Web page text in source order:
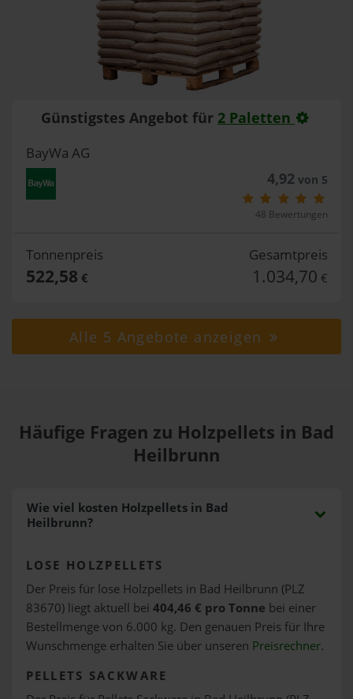
Günstigstes Angebot für 2 Paletten
BayWa AG
4,92von 5
48 Bewertungen
Tonnenpreis
522,58 €
Gesamtpreis
1.034,70 €
Alle 5 Angebote anzeigen
Häufige Fragen zu Holzpellets in Bad
Heilbrunn
Wie viel kosten Holzpellets in Bad
Heilbrunn?
LOSE HOLZPELLETS
Der Preis für lose Holzpellets in Bad Heilbrunn (PLZ
83670) liegt aktuell bei 404,46 € pro Tonne bei einer
Bestellmenge von 6.000 kg. Den genauen Preis für Ihre
Wunschmenge erhalten Sie über unseren Preisrechner.
PELLETS SACKWARE